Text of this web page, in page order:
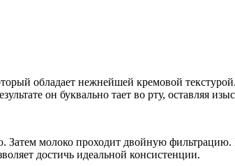
обладает нежнейшей кремовой
он буквально тает во рту, оставляя
Затем молоко проходит двойную фильтрацию.
достичь идеальной консистенции.